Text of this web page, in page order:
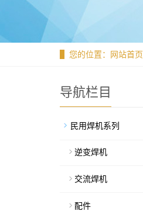
您的位置： 网站首页
导航栏目
民用焊机系列
逆变焊机
交流焊机
配件